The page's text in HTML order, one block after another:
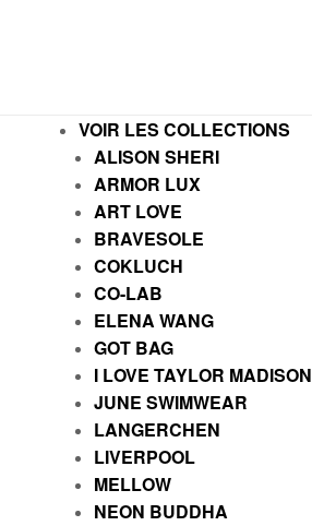
VOIR LES COLLECTIONS
ALISON SHERI
ARMOR LUX
ART LOVE
BRAVESOLE
COKLUCH
CO-LAB
ELENA WANG
GOT BAG
I LOVE TAYLOR MADISON
JUNE SWIMWEAR
LANGERCHEN
LIVERPOOL
MELLOW
NEON BUDDHA